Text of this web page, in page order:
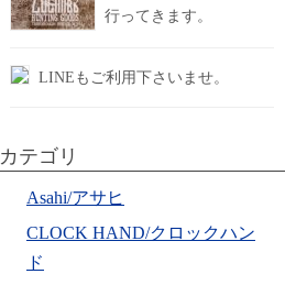
行ってきます。
LINEもご利用下さいませ。
カテゴリ
Asahi/アサヒ
CLOCK HAND/クロックハン
ド